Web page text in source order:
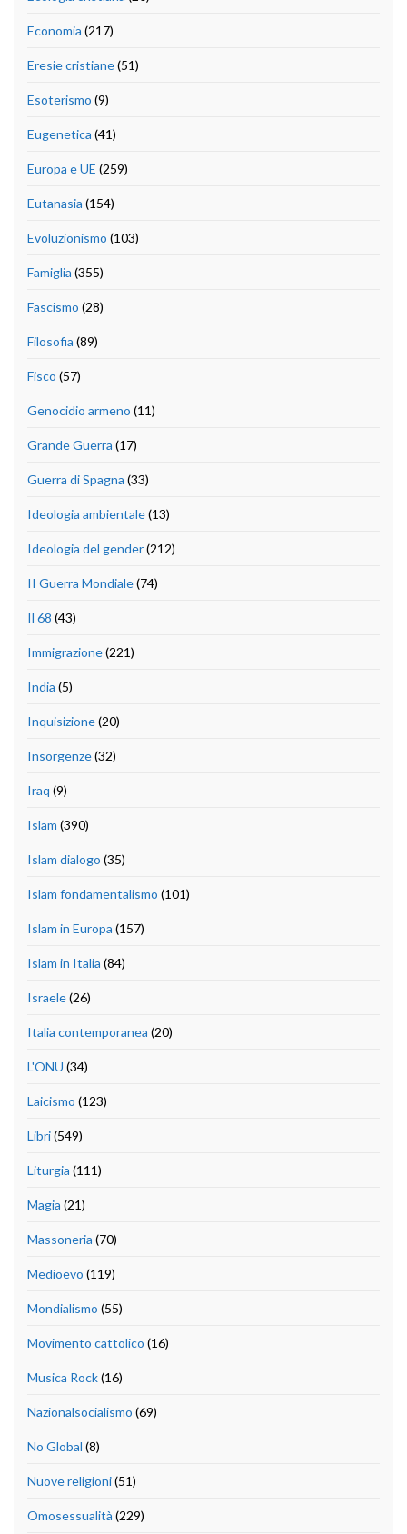
Economia (217)
Eresie cristiane(51)
Esoterismo (9)
Eugenetica (41)
Europa e UE (259)
Eutanasia (154)
Evoluzionismo (103)
Famiglia (355)
Fascismo (28)
Filosofia (89)
Fisco (57)
Genocidio armeno (11)
Grande Guerra (17)
Guerra di Spagna (33)
Ideologia ambientale(13)
Ideologia del gender(212)
II Guerra Mondiale(74)
Il 68 (43)
Immigrazione(221)
India (5)
Inquisizione(20)
Insorgenze(32)
Iraq (9)
Islam (390)
Islam dialogo (35)
Islam fondamentalismo (101)
Islam in Europa (157)
Islam in Italia (84)
Israele(26)
Italia contemporanea (20)
L'ONU (34)
Laicismo (123)
Libri(549)
Liturgia (111)
Magia (21)
Massoneria (70)
Medioevo (119)
Mondialismo (55)
Movimento cattolico (16)
Musica Rock(16)
Nazionalsocialismo (69)
No Global (8)
Nuove religioni(51)
Omosessualità (229)